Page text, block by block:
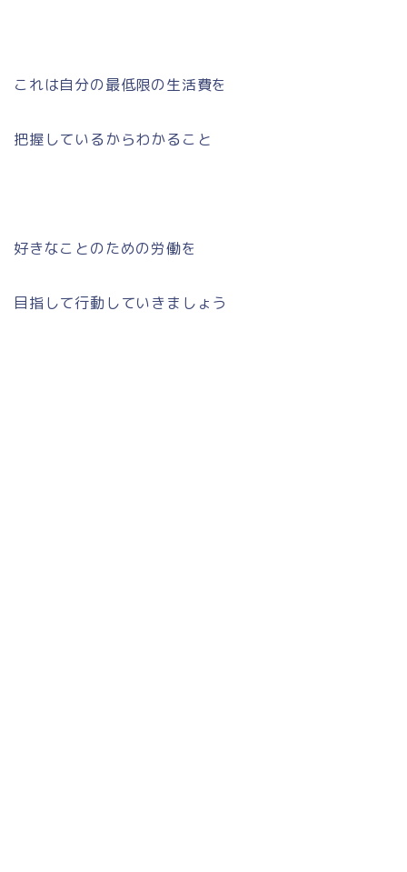
これは自分の最低限の生活費を
把握しているからわかること
好きなことのための労働を
目指して行動していきましょう